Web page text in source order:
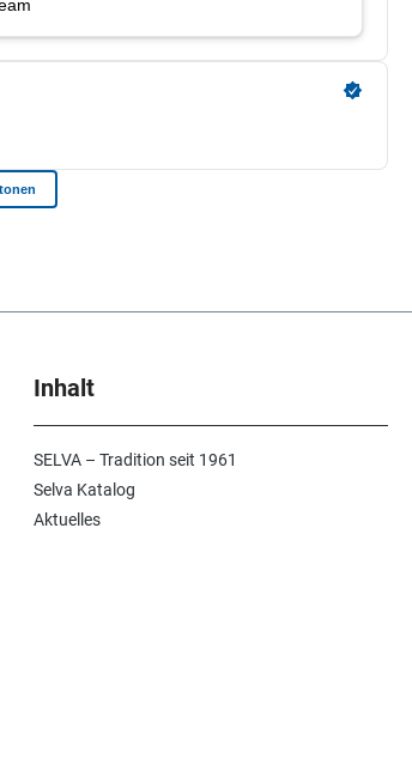
Inhalt
SELVA – Tradition seit 1961
Selva Katalog
Aktuelles